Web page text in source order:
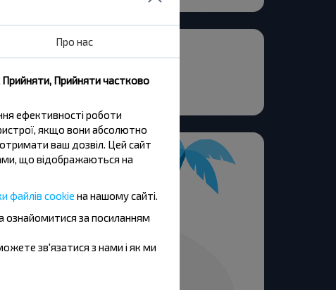
Про нас
Прийняти частково
ефективності роботи
якщо вони абсолютно
ваш дозвіл. Цей сайт
що відображаються на
файлів cookie на нашому сайті.
ознайомитися за посиланням
зв'язатися з нами і як ми